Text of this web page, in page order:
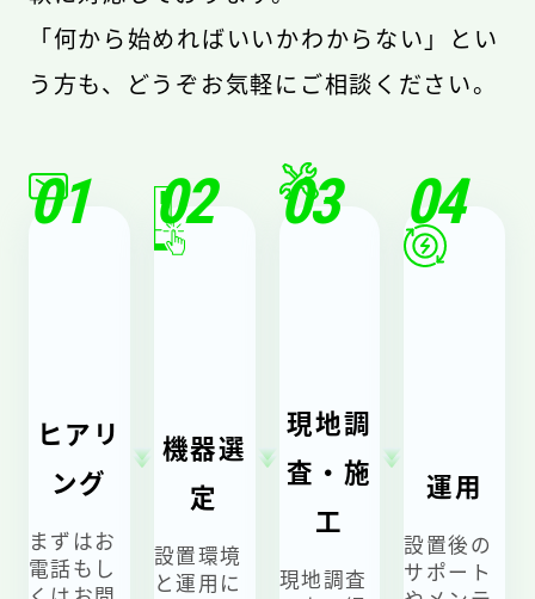
「何から始めればいいかわからない」とい
う方も、どうぞお気軽にご相談ください。
01
ヒアリ
ング
まずはお
電話もし
02
機器選
定
設置環境
と運用に
03
現地調
査・施
工
現地調査
04
運用
設置後の
サポート